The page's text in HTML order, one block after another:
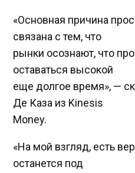
«Основная причина
связана с тем, что
рынки осознают, что
оставаться высокой
еще долгое время», —
Де Каза из Kinesis
Money.
«На мой взгляд, есть
останется под